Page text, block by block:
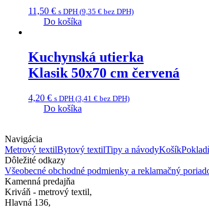
11,50 € s DPH (9,35 € bez DPH)
Do košíka
Kuchynská utierka
Klasik 50x70 cm červená
4,20 € s DPH (3,41 € bez DPH)
Do košíka
Navigácia
Metrový textilBytový textilTipy a návodyKošík
Dôležité odkazy
Všeobecné obchodné podmienky a reklamačný
Kamenná predajňa
Kriváň - metrový textil,
Hlavná 136,